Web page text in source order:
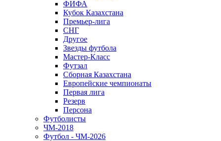
ФИФА
Кубок Казахстана
Премьер-лига
СНГ
Другое
Звезды футбола
Мастер-Класс
Футзал
Сборная Казахстана
Европейские чемпионаты
Первая лига
Резерв
Персона
Футболисты
ЧМ-2018
Футбол - ЧМ-2026